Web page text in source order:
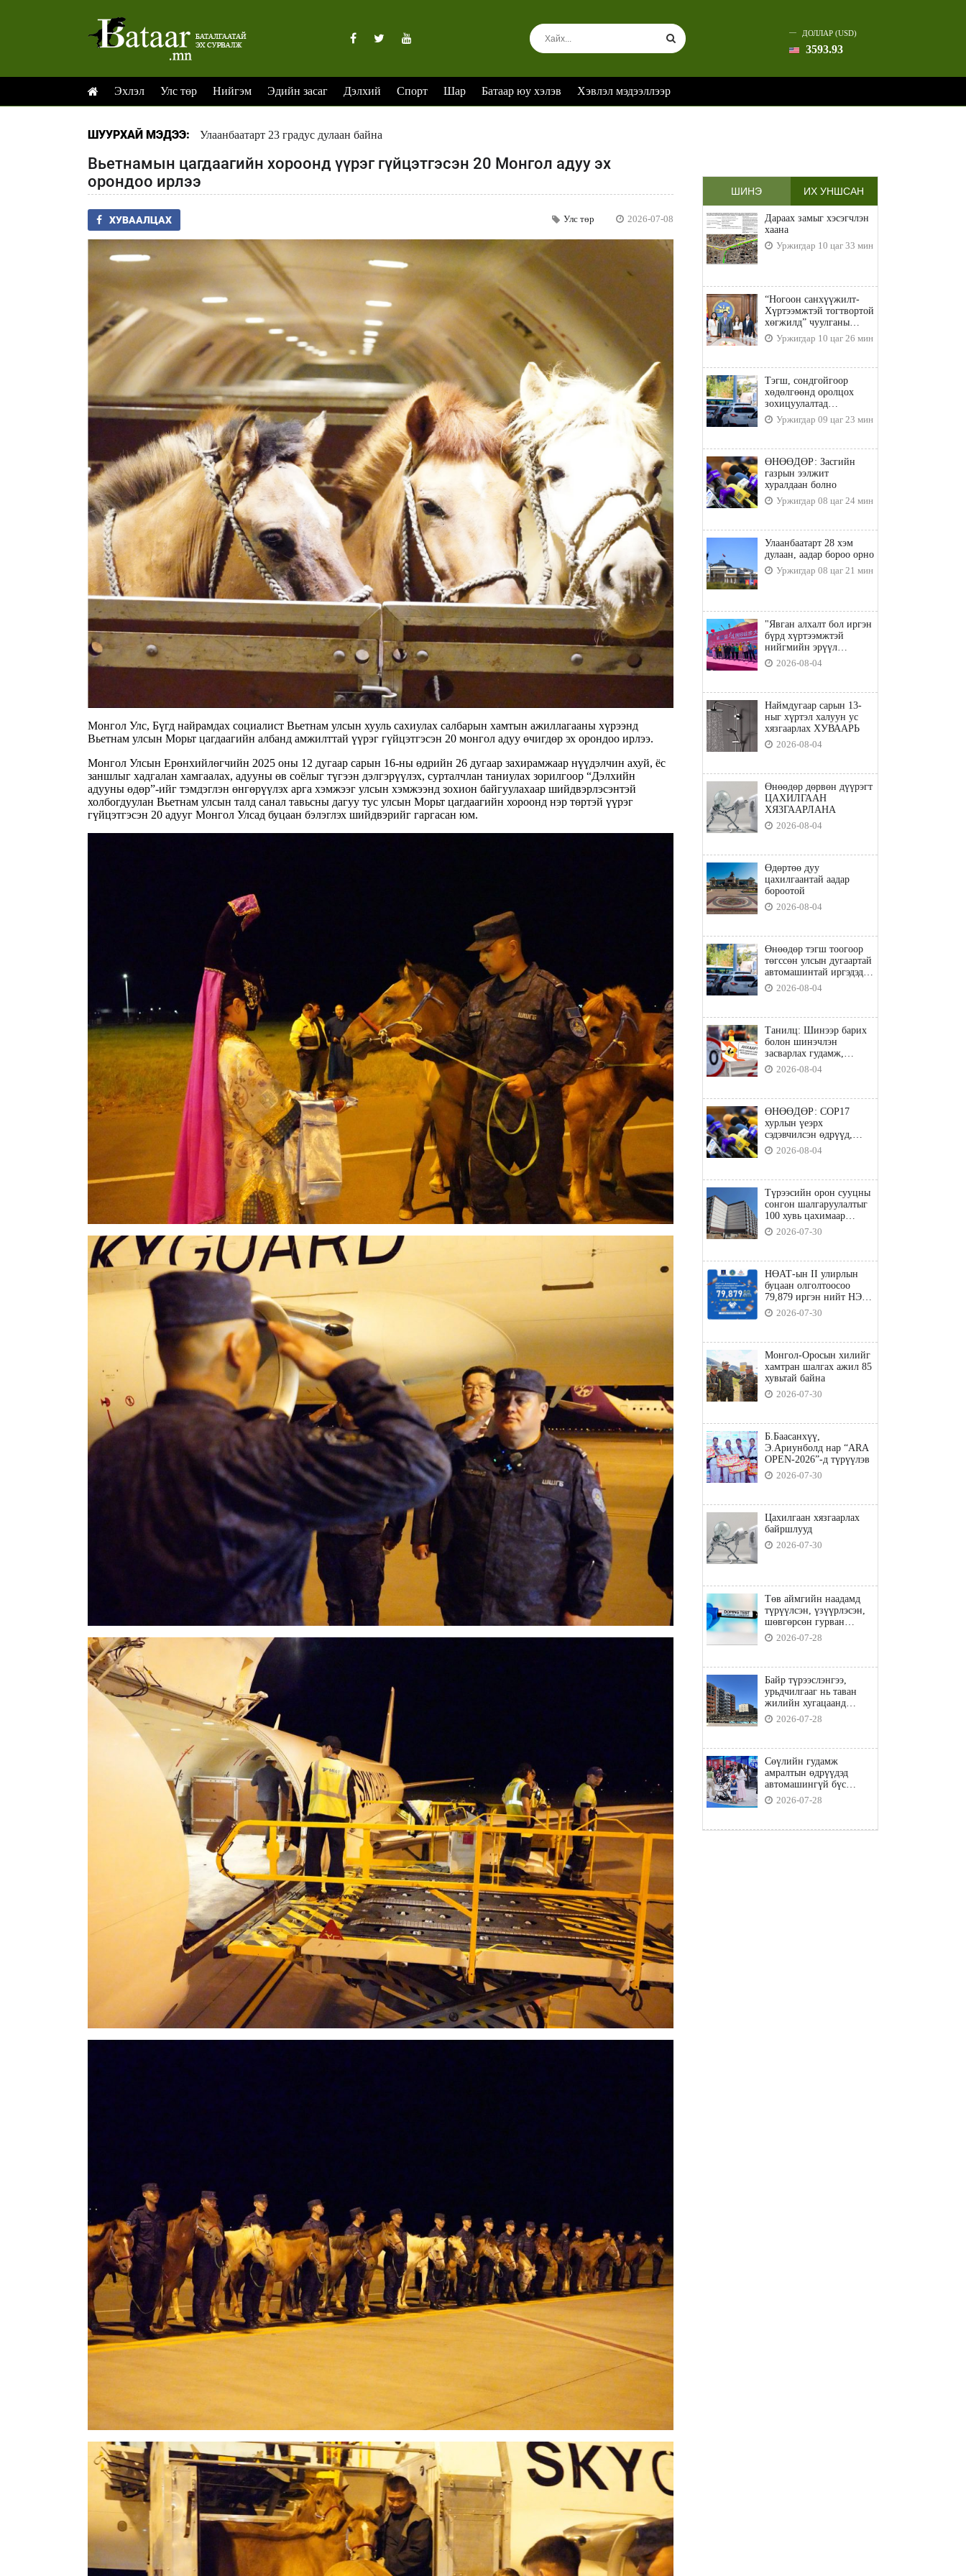
ДОЛЛАР (USD)
3593.93
Эхлэл Улс төр Нийгэм Эдийн засаг Дэлхий Спорт Шар Батаар юу хэлэв Хэвлэл мэдээллээр
ШУУРХАЙ МЭДЭЭ: Улаанбаатарт 23 градус дулаан байна
Вьетнамын цагдаагийн хороонд үүрэг гүйцэтгэсэн 20 Монгол адуу эх
орондоо ирлээ
ХУВААЛЦАХ Улс төр 2026-07-08
Монгол Улс, Бүгд найрамдах социалист Вьетнам улсын хууль сахиулах салбарын хамтын ажиллагааны хүрээнд
Вьетнам улсын Морьт цагдаагийн албанд амжилттай үүрэг гүйцэтгэсэн 20 монгол адуу өчигдөр эх орондоо ирлээ.
Монгол Улсын Ерөнхийлөгчийн 2025 оны 12 дугаар сарын 16-ны өдрийн 26 дугаар захирамжаар нүүдэлчин ахуй, ёс
заншлыг хадгалан хамгаалах, адууны өв соёлыг түгээн дэлгэрүүлэх, сурталчлан таниулах зорилгоор “Дэлхийн
адууны өдөр”-ийг тэмдэглэн өнгөрүүлэх арга хэмжээг улсын хэмжээнд зохион байгуулахаар шийдвэрлэсэнтэй
холбогдуулан Вьетнам улсын талд санал тавьсны дагуу тус улсын Морьт цагдаагийн хороонд нэр төртэй үүрэг
гүйцэтгэсэн 20 адууг Монгол Улсад буцаан бэлэглэх шийдвэрийг гаргасан юм.
ШИНЭ ИХ УНШСАН
Дараах замыг хэсэгчлэн
хаана
Уржигдар 10 цаг 33 мин
“Ногоон санхүүжилт-
Хүртээмжтэй тогтвортой
хөгжилд” чуулганы
бэлтгэл ажил, зорилго,
хүрэх үр дүнгийн талаар
Уржигдар 10 цаг 26 мин
Тэгш, сондгойгоор
хөдөлгөөнд оролцох
зохицуулалтад
хамаарахгүй тээврийн
хэрэгслүүд
Уржигдар 09 цаг 23 мин
ӨНӨӨДӨР: Засгийн
газрын ээлжит
хуралдаан болно
Уржигдар 08 цаг 24 мин
Улаанбаатарт 28 хэм
дулаан, аадар бороо орно
Уржигдар 08 цаг 21 мин
"Явган алхалт бол иргэн
бүрд хүртээмжтэй
нийгмийн эрүүл
мэндийн бодлого"
2026-08-04
Наймдугаар сарын 13-
ныг хүртэл халуун ус
хязгаарлах ХУВААРЬ
2026-08-04
Өнөөдөр дөрвөн дүүрэгт
ЦАХИЛГААН
ХЯЗГААРЛАНА
2026-08-04
Өдөртөө дуу
цахилгаантай аадар
бороотой
2026-08-04
Өнөөдөр тэгш тоогоор
төгссөн улсын дугаартай
автомашинтай иргэдэд
шатахуун олгоно
2026-08-04
Танилц: Шинээр барих
болон шинэчлэн
засварлах гудамж,
замууд
2026-08-04
ӨНӨӨДӨР: COP17
хурлын үеэрх
сэдэвчилсэн өдрүүд,
үзвэр үйлчилгээний
талаар мэдээлнэ
2026-08-04
Түрээсийн орон сууцны
сонгон шалгаруулалтыг
100 хувь цахимаар
явуулна
2026-07-30
НӨАТ-ын II улирлын
буцаан олголтоосоо
79,879 иргэн нийт НЭГ
ТЭРБУМ төгрөгийн
татвараа төлөв
2026-07-30
Монгол-Оросын хилийг
хамтран шалгах ажил 85
хувьтай байна
2026-07-30
Б.Баасанхүү,
Э.Ариунболд нар “ARA
OPEN-2026”-д түрүүлэв
2026-07-30
Цахилгаан хязгаарлах
байршлууд
2026-07-30
Төв аймгийн наадамд
түрүүлсэн, үзүүрлэсэн,
шөвгөрсөн гурван
бөхөөс допинг илэрчээ
2026-07-28
Байр түрээслэнгээ,
урьдчилгааг нь таван
жилийн хугацаанд
төлбөл орон сууцны
зээлд хамрагдана
2026-07-28
Сөүлийн гудамж
амралтын өдрүүдэд
автомашингүй бүс
боллоо
2026-07-28